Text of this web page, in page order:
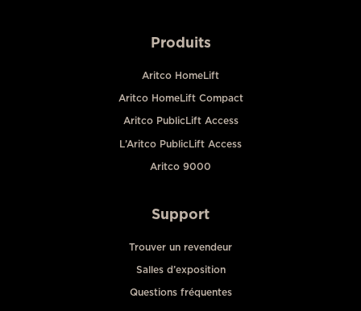
Produits
Aritco HomeLift
Aritco HomeLift Compact
Aritco PublicLift Access
L’Aritco PublicLift Access
Aritco 9000
Support
Trouver un revendeur
Salles d’exposition
Questions fréquentes